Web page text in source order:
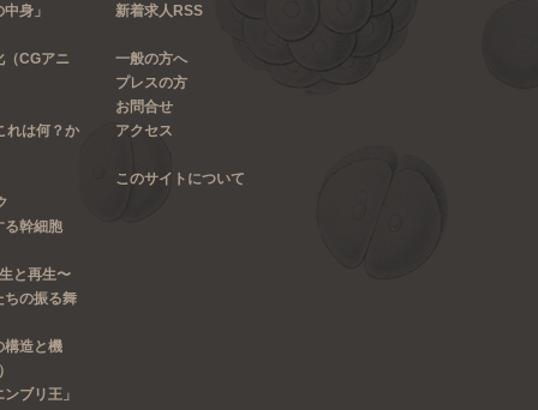
身」
（CGアニ
れは何？か
る幹細胞
と再生〜
ちの振る舞
構造と機
ブリ王」
新着求人RSS
一般の方へ
プレスの方
お問合せ
アクセス
このサイトについて